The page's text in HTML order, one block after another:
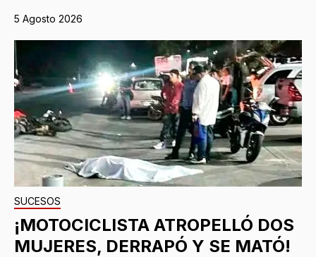
5 Agosto 2026
SUCESOS
¡MOTOCICLISTA ATROPELLÓ DOS
MUJERES, DERRAPÓ Y SE MATÓ!